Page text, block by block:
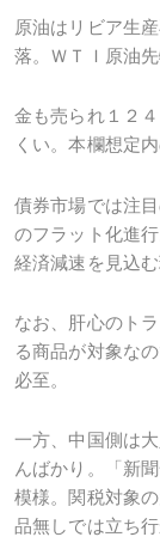
原油はリビア生
落。ＷＴＩ原油
金も売られ１２
くい。本欄想定内
債券市場では注
のフラット化進
経済減速を見込む
なお、肝心のト
る商品が対象な
必至。
一方、中国側は
んばかり。「新
模様。関税対象
品無しでは立ち